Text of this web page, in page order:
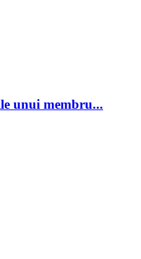
unui membru...